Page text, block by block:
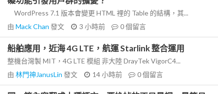
WordPress 7.1 版本會變更 HTML 裡的 Table 的結構，其...
由 Mack Chan 發文 3 小時前 0個留言
船舶應用，近海 4G LTE，航運 Starlink 整合運用
整機台灣製 MIT，4G LTE 模組 非大陸 DrayTek VigorC4...
由 林門神JanusLin 發文 14 小時前 0個留言